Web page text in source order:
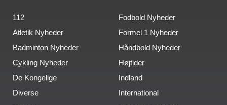
112
Atletik Nyheder
Badminton Nyheder
Cykling Nyheder
De Kongelige
Diverse
Fodbold Nyheder
Formel 1 Nyheder
Håndbold Nyheder
Højtider
Indland
International